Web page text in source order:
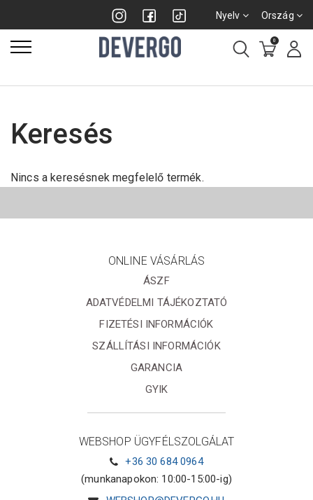
Nyelv Ország
0
Keresés
Nincs a keresésnek megfelelő termék.
ONLINE VÁSÁRLÁS
ÁSZF
ADATVÉDELMI TÁJÉKOZTATÓ
FIZETÉSI INFORMÁCIÓK
SZÁLLÍTÁSI INFORMÁCIÓK
GARANCIA
GYIK
WEBSHOP ÜGYFÉLSZOLGÁLAT
+36 30 684 0964
(munkanapokon: 10:00-15:00-ig)